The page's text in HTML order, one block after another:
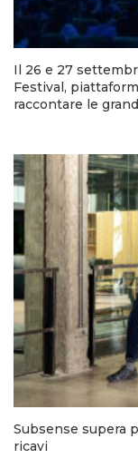
Il 26 e 27
Festival,
raccontare le
Subsense supera
ricavi